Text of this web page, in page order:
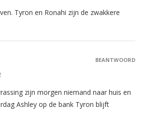
Tyron en Ronahi zijn de zwakkere
zijn morgen niemand naar huis en
Ashley op de bank Tyron blijft
BEANTWOORD